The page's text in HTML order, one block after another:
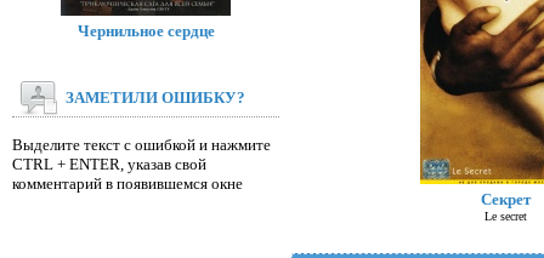
Секрет
Le secret
Чернильное сердце
ЗАМЕТИЛИ ОШИБКУ?
Выделите текст с ошибкой и нажмите
CTRL + ENTER, указав свой
комментарий в появившемся окне